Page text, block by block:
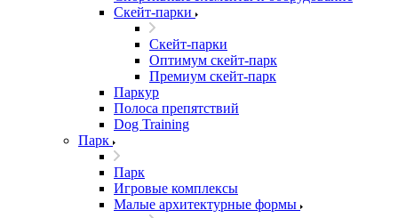
Скейт-парки
Скейт-парки
Оптимум скейт-парк
Премиум скейт-парк
Паркур
Полоса препятствий
Dog Training
Парк
Парк
Игровые комплексы
Малые архитектурные формы